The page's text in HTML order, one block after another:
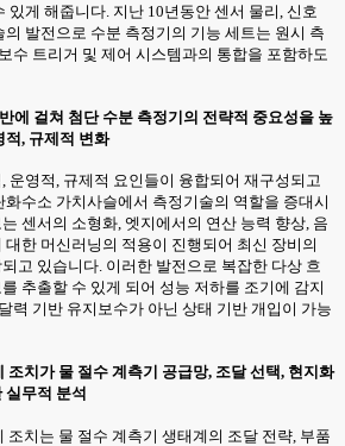
있게 해줍니다. 지난 10년동안 센서 물리, 신호
발전으로 수분 측정기의 기능 세트는 원시 측
수 트리거 및 제어 시스템과의 통합을 포함하도
에 걸쳐 첨단 수분 측정기의 전략적 중요성을 높
적, 규제적 변화
운영적, 규제적 요인들이 융합되어 재구성되고
수소 가치사슬에서 측정기술의 역할을 증대시
센서의 소형화, 엣지에서의 연산 능력 향상, 음
한 머신러닝의 적용이 진행되어 최신 장비의
고 있습니다. 이러한 발전으로 복잡한 다상 흐
추출할 수 있게 되어 성능 저하를 조기에 감지
력 기반 유지보수가 아닌 상태 기반 개입이 가능
조치가 물 절수 계측기 공급망, 조달 선택, 현지화
무적 분석
조치는 물 절수 계측기 생태계의 조달 전략, 부품